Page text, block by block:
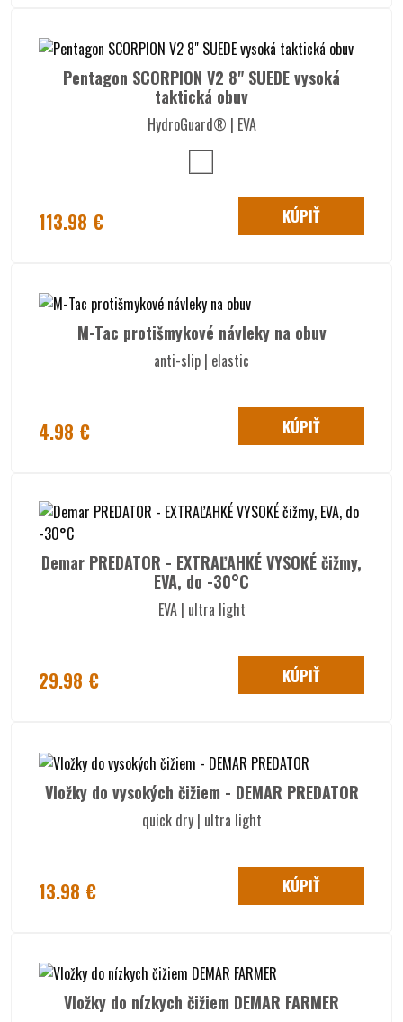
Pentagon SCORPION V2 8" SUEDE vysoká
taktická obuv
HydroGuard® | EVA
113.98 € KÚPIŤ
M-Tac protišmykové návleky na obuv
anti-slip | elastic
4.98 € KÚPIŤ
Demar PREDATOR - EXTRAĽAHKÉ VYSOKÉ čižmy,
EVA, do -30°C
EVA | ultra light
29.98 € KÚPIŤ
Vložky do vysokých čižiem - DEMAR PREDATOR
quick dry | ultra light
13.98 € KÚPIŤ
Vložky do nízkych čižiem DEMAR FARMER